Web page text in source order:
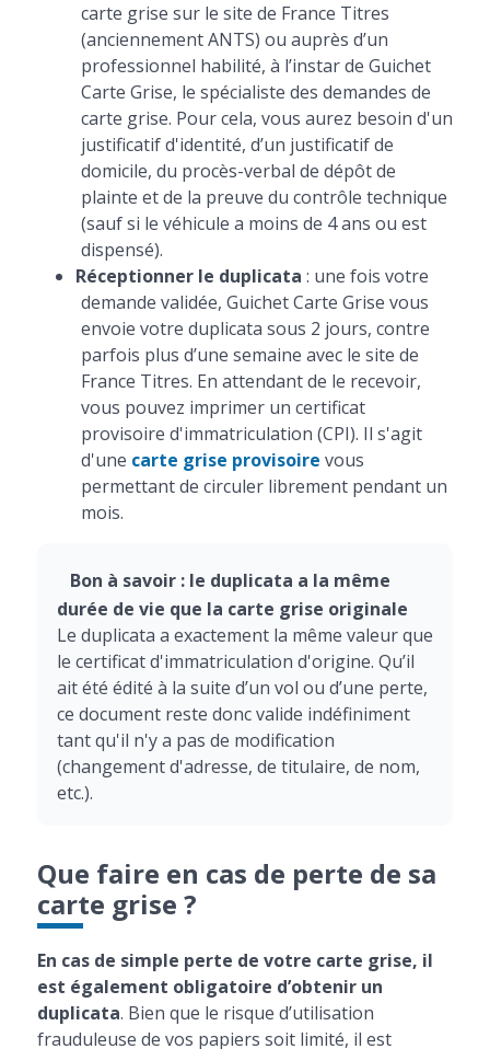
carte grise sur le site de France Titres
(anciennement ANTS) ou auprès d’un
professionnel habilité, à l’instar de Guichet
Carte Grise, le spécialiste des demandes de
carte grise. Pour cela, vous aurez besoin d'un
justificatif d'identité, d’un justificatif de
domicile, du procès-verbal de dépôt de
plainte et de la preuve du contrôle technique
(sauf si le véhicule a moins de 4 ans ou est
dispensé).
Réceptionner le duplicata : une fois votre
demande validée, Guichet Carte Grise vous
envoie votre duplicata sous 2 jours, contre
parfois plus d’une semaine avec le site de
France Titres. En attendant de le recevoir,
vous pouvez imprimer un certificat
provisoire d'immatriculation (CPI). Il s'agit
d'une carte grise provisoire vous
permettant de circuler librement pendant un
mois.
Bon à savoir : le duplicata a la même
durée de vie que la carte grise originale
Le duplicata a exactement la même valeur que
le certificat d'immatriculation d'origine. Qu’il
ait été édité à la suite d’un vol ou d’une perte,
ce document reste donc valide indéfiniment
tant qu'il n'y a pas de modification
(changement d'adresse, de titulaire, de nom,
etc.).
Que faire en cas de perte de sa
carte grise ?
En cas de simple perte de votre carte grise, il
est également obligatoire d’obtenir un
duplicata. Bien que le risque d’utilisation
frauduleuse de vos papiers soit limité, il est